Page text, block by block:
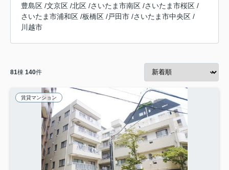
豊島区 /文京区 /北区 /さいたま市南区 /さいたま市桜区 /
さいたま市浦和区 /板橋区 /戸田市 /さいたま市中央区 /
川越市
81棟 140件
賃貸マンション